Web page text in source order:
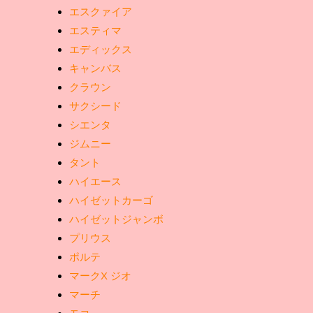
エスクァイア
エスティマ
エディックス
キャンバス
クラウン
サクシード
シエンタ
ジムニー
タント
ハイエース
ハイゼットカーゴ
ハイゼットジャンボ
プリウス
ポルテ
マークX ジオ
マーチ